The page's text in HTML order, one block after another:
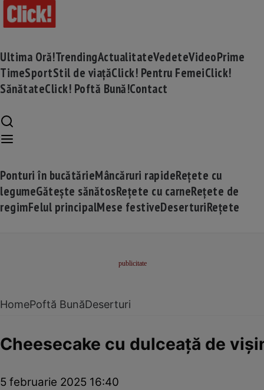
Ultima Oră!TrendingActualitateVedeteVideoPrime
TimeSportStil de viațăClick! Pentru FemeiClick!
SănătateClick! Poftă Bună!Contact
Ponturi în bucătărieMâncăruri rapideRețete cu
legumeGătește sănătosRețete cu carneRețete de
regimFelul principalMese festiveDeserturiRețete
HomePoftă BunăDeserturi
Cheesecake cu dulceață de
5 februarie 2025 16:40